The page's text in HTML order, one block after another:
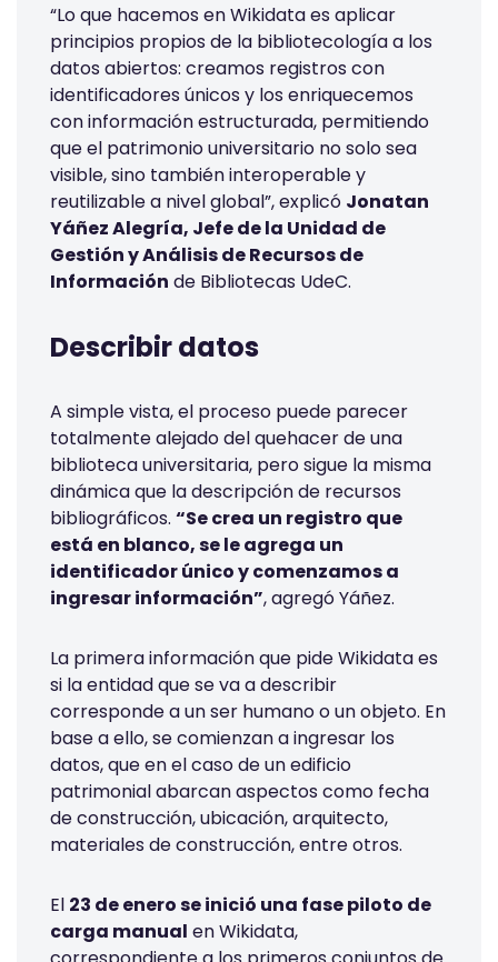
“Lo que hacemos en Wikidata es aplicar
principios propios de la bibliotecología a los
datos abiertos: creamos registros con
identificadores únicos y los enriquecemos
con información estructurada, permitiendo
que el patrimonio universitario no solo sea
visible, sino también interoperable y
reutilizable a nivel global”, explicó Jonatan
Yáñez Alegría, Jefe de la Unidad de
Gestión y Análisis de Recursos de
Información de Bibliotecas UdeC.
Describir datos
A simple vista, el proceso puede parecer
totalmente alejado del quehacer de una
biblioteca universitaria, pero sigue la misma
dinámica que la descripción de recursos
bibliográficos. “Se crea un registro que
está en blanco, se le agrega un
identificador único y comenzamos a
ingresar información”, agregó Yáñez.
La primera información que pide Wikidata es
si la entidad que se va a describir
corresponde a un ser humano o un objeto. En
base a ello, se comienzan a ingresar los
datos, que en el caso de un edificio
patrimonial abarcan aspectos como fecha
de construcción, ubicación, arquitecto,
materiales de construcción, entre otros.
El 23 de enero se inició una fase piloto de
carga manual en Wikidata,